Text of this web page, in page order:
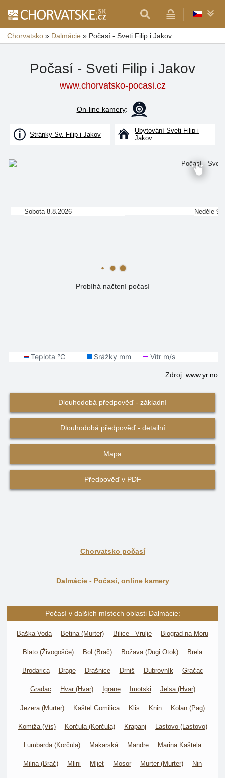
Chorvatsko » Dalmácie » Počasí - Sveti Filip i Jakov
Počasí - Sveti Filip i Jakov
www.chorvatsko-pocasi.cz
On-line kamery:
Stránky Sv. Filip i Jakov
Ubytování Sveti Filip i
Jakov
Probíhá načtení počasí
Sobota 8.8.2026 Neděle
Zdroj: www.yr.no
Dlouhodobá předpověď - základní
Dlouhodobá předpověď - detailní
Mapa
Předpověď v PDF
Chorvatsko počasí
Dalmácie - Počasí, online kamery
Počasí v dalších místech oblasti Dalmácie:
Baška Voda Betina (Murter) Bilice - Vrulje Biograd na Moru
Blato (Živogošće) Bol (Brač) Božava (Dugi Otok) Brela
Brodarica Drage Drašnice Drniš Dubrovník Gračac
Gradac Hvar (Hvar) Igrane Imotski Jelsa (Hvar)
Jezera (Murter) Kaštel Gomilica Klis Knin Kolan (Pag)
Komiža (Vis) Korčula (Korčula) Krapanj Lastovo (Lastovo)
Lumbarda (Korčula) Makarská Mandre Marina Kaštela
Milna (Brač) Mlini Mljet Mosor Murter (Murter) Nin